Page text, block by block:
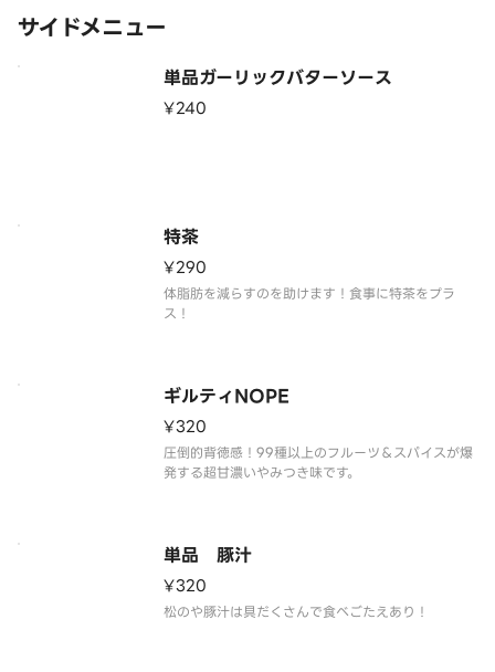
サイドメニュー
単品ガーリックバターソース
¥240
特茶
¥290
体脂肪を減らすのを助けます！食事に特茶をプラ
ギルティNOPE
¥320
圧倒的背徳感！99種以上のフルーツ＆スパイスが爆
単品 豚汁
¥320
松のや豚汁は具だくさんで食べごたえあり！